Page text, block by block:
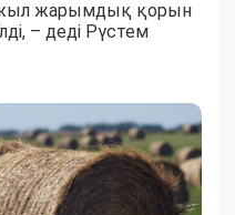
жарымдық қорын
– деді Рүстем